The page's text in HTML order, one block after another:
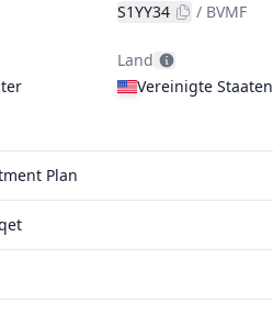
S1YY34
/ BVMF
Land
Vereinigte Staaten
Plan